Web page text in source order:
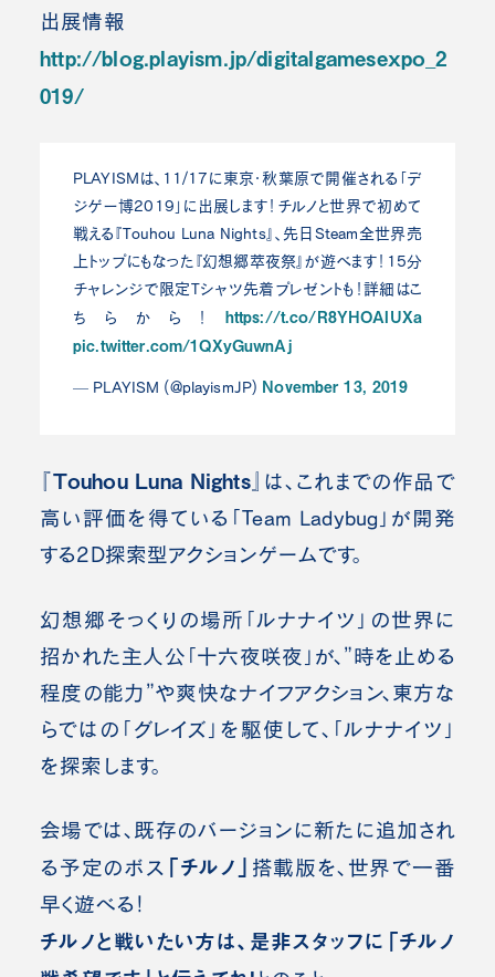
出展情報
http://blog.playism.jp/digitalgamesexpo_2
019/
PLAYISMは、11/17に東京・秋葉原で開催される「デ
ジゲー博2019」に出展します！チルノと世界で初めて
戦える『Touhou Luna Nights』、先日Steam全世界売
上トップにもなった『幻想郷萃夜祭』が遊べます！15分
チャレンジで限定Tシャツ先着プレゼントも！詳細はこ
ちらから！ https://t.co/R8YHOAIUXa
pic.twitter.com/1QXyGuwnAj
— PLAYISM (@playismJP) November 13, 2019
『Touhou Luna Nights』 は、これまでの作品で
高い評価を得ている「Team Ladybug」が開発
する2D探索型アクションゲームです。
幻想郷そっくりの場所「ルナナイツ」の世界に
招かれた主人公「十六夜咲夜」が、”時を止める
程度の能力”や爽快なナイフアクション、東方な
らではの「グレイズ」を駆使して、「ルナナイツ」
を探索します。
会場では、既存のバージョンに新たに追加され
る予定のボス 「チルノ」 搭載版を、世界で一番
早く遊べる！
チルノと戦いたい方は、是非スタッフに「チルノ